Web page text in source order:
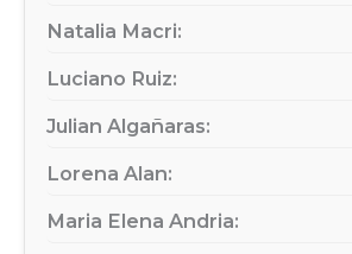
Natalia Macri:
Luciano Ruiz:
Julian Algañaras:
Lorena Alan:
Maria Elena Andria: